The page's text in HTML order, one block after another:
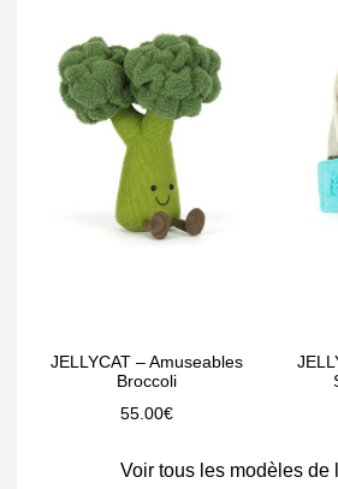
JELLYCAT – Amuseables
Broccoli
55.00€
Voir tous les modèles de